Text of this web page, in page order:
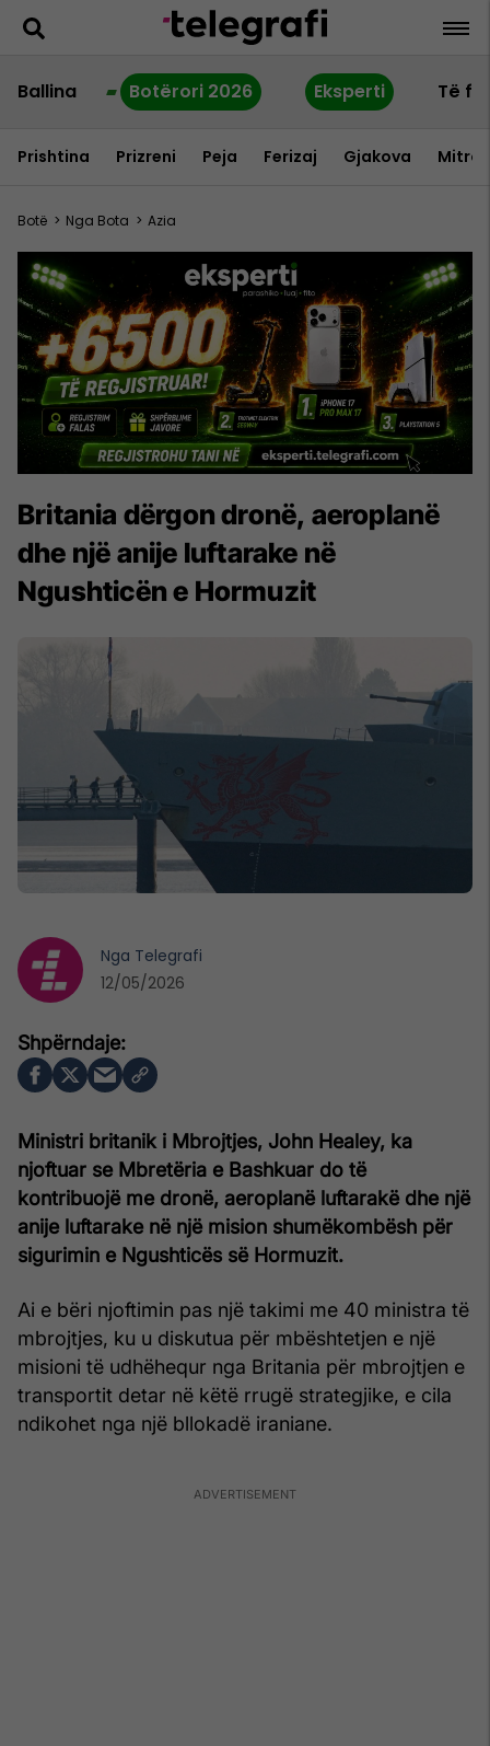
Ballina Botërori 2026 Eksperti Të
Prishtina Prizreni Peja Ferizaj Gjakova
Botë > Nga Bota > Azia
Britania dërgon dronë, aeroplanë
dhe një anije luftarake në
Ngushticën e Hormuzit
Ministri britanik i Mbrojtjes, John Healey, ka
njoftuar se Mbretëria e Bashkuar do të
kontribuojë me dronë, aeroplanë luftarakë dhe një
anije luftarake në një mision shumëkombësh për
sigurimin e Ngushticës së Hormuzit.
Ai e bëri njoftimin pas një takimi me 40 ministra të
mbrojtjes, ku u diskutua për mbështetjen e një
misioni të udhëhequr nga Britania për mbrojtjen e
transportit detar në këtë rrugë strategjike, e cila
ndikohet nga një bllokadë iraniane.
Nga Telegrafi
12/05/2026